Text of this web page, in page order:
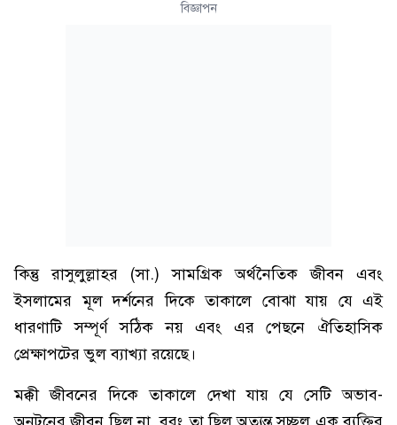
বিজ্ঞাপন
কিন্তু রাসুলুল্লাহর (সা.) সামগ্রিক অর্থনৈতিক জীবন এবং
ইসলামের মূল দর্শনের দিকে তাকালে বোঝা যায় যে এই
ধারণাটি সম্পূর্ণ সঠিক নয় এবং এর পেছনে ঐতিহাসিক
প্রেক্ষাপটের ভুল ব্যাখ্যা রয়েছে।
মক্কী জীবনের দিকে তাকালে দেখা যায় যে সেটি অভাব-